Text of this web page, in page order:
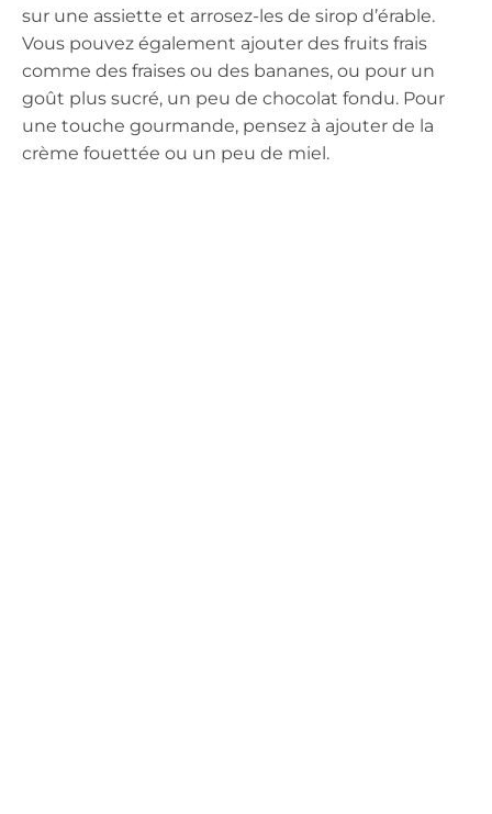
sur une assiette et arrosez-les de sirop d’érable.
Vous pouvez également ajouter des fruits frais
comme des fraises ou des bananes, ou pour un
goût plus sucré, un peu de chocolat fondu. Pour
une touche gourmande, pensez à ajouter de la
crème fouettée ou un peu de miel.